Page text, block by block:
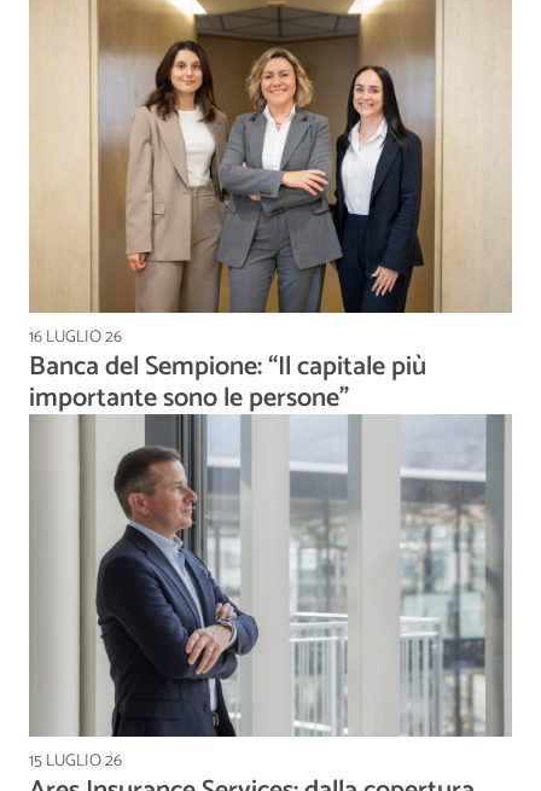
16 LUGLIO 26
Banca del Sempione: “Il capitale più
importante sono le persone”
15 LUGLIO 26